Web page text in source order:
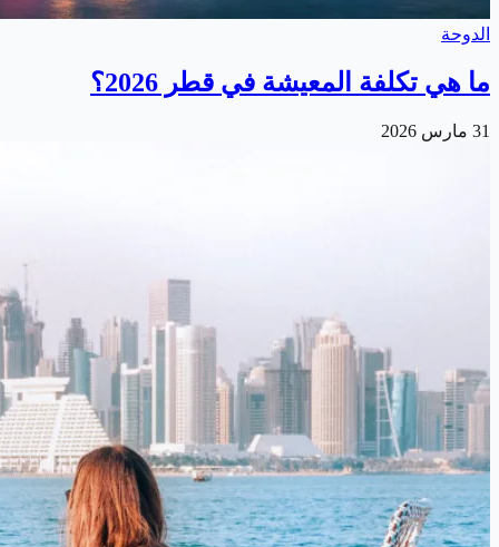
الدوحة
ما هي تكلفة المعيشة في قطر 2026؟
31 مارس 2026